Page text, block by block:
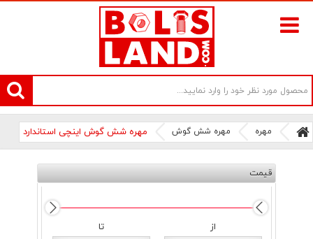
سامانه آنلاین فروش پیچ و مهره های صنعتی بولتز لند | سرزمین پیچ
مهره مهره شش گوش مهره شش گوش اینچی استاندارد
قیمت
از
تا